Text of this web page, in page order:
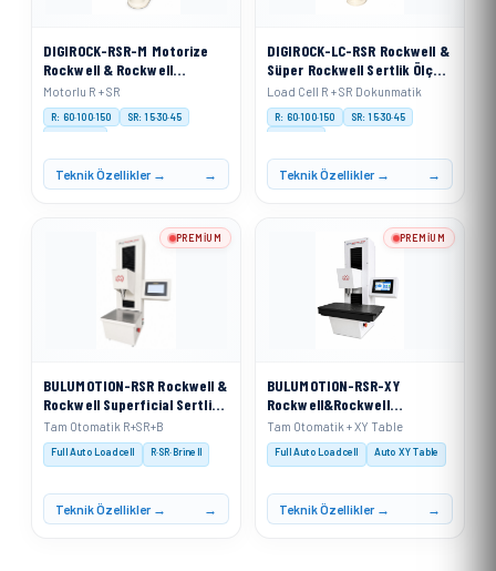
DIGIROCK-RSR-M Motorize
Rockwell & Rockwell
Superficial Sertlik Ölçme
Cihazı
Motorlu R + SR
R: 60·100·150
SR: 15·30·45
Motorised
Teknik Özellikler →
DIGIROCK-LC-RSR Rockwell &
Süper Rockwell Sertlik Ölçme
Cihazı Load Cell Sistemli
Load Cell R + SR Dokunmatik
R: 60·100·150
SR: 15·30·45
Load Cell
Teknik Özellikler →
BULUMOTION-RSR Rockwell &
Rockwell Superficial Sertlik
Ölçme Cihazı Tam Otomatik
Hareketli Kafa Sistemi
Tam Otomatik R+SR+B
Full Auto Loadcell R·SR·Brinell
Teknik Özellikler →
PREMIUM
BULUMOTION-RSR-XY
Rockwell&Rockwell
Superficial Sertlik Ölçme
Cihazı Tam Otomatik
Hareketli Kafa Sistemi&
Ölçüm Tablası ile)
Tam Otomatik + XY Table
Full Auto Loadcell Auto XY Table
Teknik Özellikler →
PREMIUM